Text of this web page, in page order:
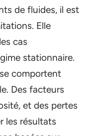
de fluides, il est
Elle
cas
stationnaire.
comportent
Des facteurs
et des pertes
les résultats